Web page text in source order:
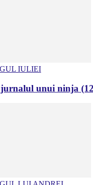
IULIEI
unui ninja